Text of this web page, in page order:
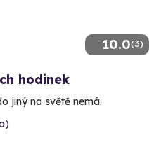
10.0(3)
hodinek
jiný na světě nemá.